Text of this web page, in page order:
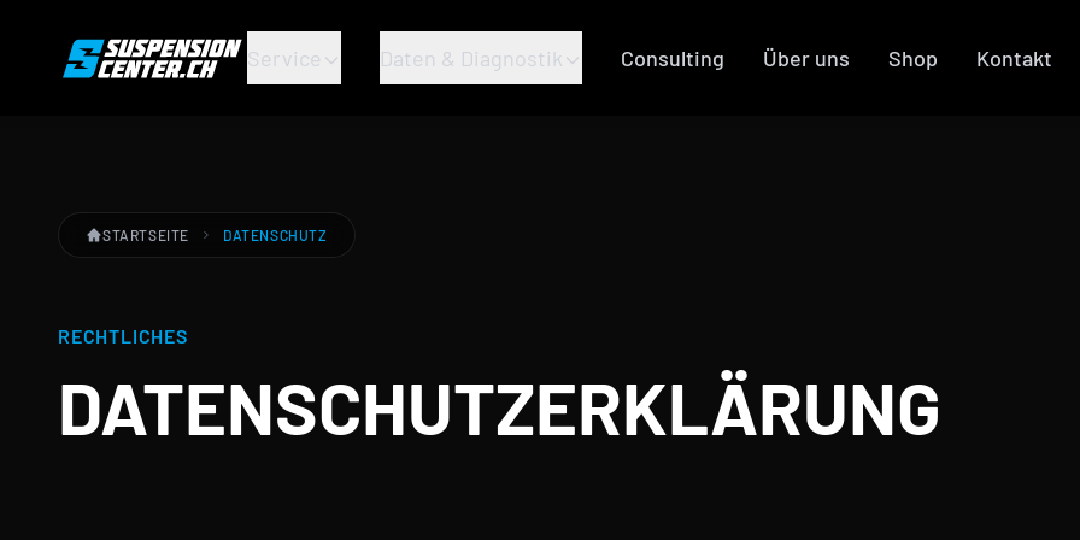
Service Daten & Diagnostik Consulting Über uns Shop Kontakt
STARTSEITE DATENSCHUTZ
RECHTLICHES
DATENSCHUTZERKLÄRUNG